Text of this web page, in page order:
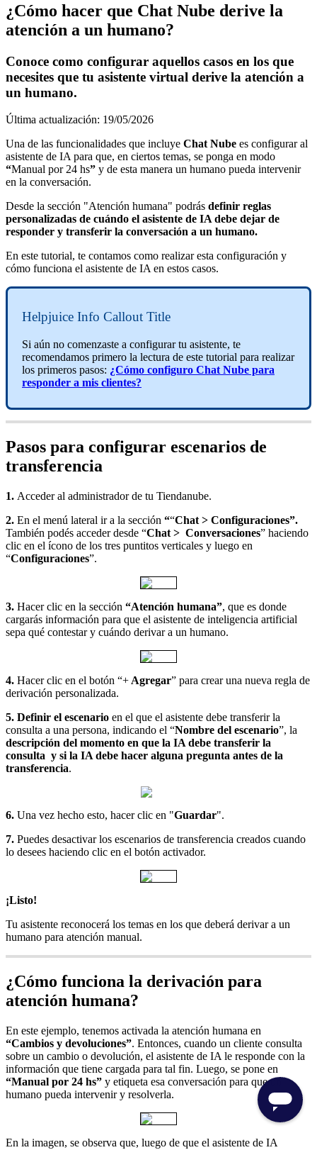
¿Cómo hacer que Chat Nube derive la
atención a un humano?
Conoce como configurar aquellos casos en los que
necesites que tu asistente virtual derive la atención a
un humano.
Última actualización: 19/05/2026
Una de las funcionalidades que incluye Chat Nube es configurar al
asistente de IA para que, en ciertos temas, se ponga en modo
“Manual por 24 hs” y de esta manera un humano pueda intervenir
en la conversación.
Desde la sección "Atención humana" podrás definir reglas
personalizadas de cuándo el asistente de IA debe dejar de
responder y transferir la conversación a un humano.
En este tutorial, te contamos como realizar esta configuración y
cómo funciona el asistente de IA en estos casos.
Helpjuice Info Callout Title
Si aún no comenzaste a configurar tu asistente, te
recomendamos primero la lectura de este tutorial para realizar
los primeros pasos: ¿Cómo configuro Chat Nube para
responder a mis clientes?
Pasos para configurar escenarios de
transferencia
1. Acceder al administrador de tu Tiendanube.
2. En el menú lateral ir a la sección ““Chat > Configuraciones”.
También podés acceder desde “Chat > Conversaciones” haciendo
clic en el ícono de los tres puntitos verticales y luego en
“Configuraciones”.
3. Hacer clic en la sección “Atención humana”, que es donde
cargarás información para que el asistente de inteligencia artificial
sepa qué contestar y cuándo derivar a un humano.
4. Hacer clic en el botón “+ Agregar” para crear una nueva regla de
derivación personalizada.
5. Definir el escenario en el que el asistente debe transferir la
consulta a una persona, indicando el “Nombre del escenario”, la
descripción del momento en que la IA debe transferir la
consulta y si la IA debe hacer alguna pregunta antes de la
transferencia.
6. Una vez hecho esto, hacer clic en "Guardar".
7. Puedes desactivar los escenarios de transferencia creados cuando
lo desees haciendo clic en el botón activador.
¡Listo!
Tu asistente reconocerá los temas en los que deberá derivar a un
humano para atención manual.
¿Cómo funciona la derivación para
atención humana?
En este ejemplo, tenemos activada la atención humana en
“Cambios y devoluciones”. Entonces, cuando un cliente consulta
sobre un cambio o devolución, el asistente de IA le responde con la
información que tiene cargada para tal fin. Luego, se pone en
“Manual por 24 hs” y etiqueta esa conversación para que un
humano pueda intervenir y resolverla.
En la imagen, se observa que, luego de que el asistente de IA